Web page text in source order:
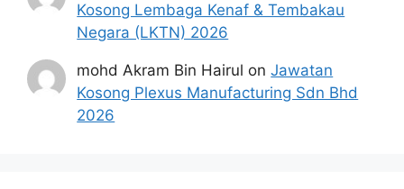
Kosong Lembaga Kenaf & Tembakau
Negara (LKTN) 2026
mohd Akram Bin Hairul onJawatan
Kosong Plexus Manufacturing Sdn Bhd
2026